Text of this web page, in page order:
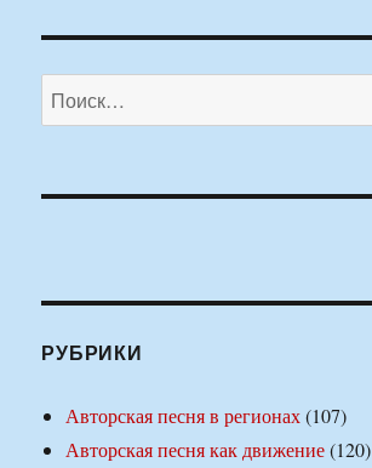
Искать:
РУБРИКИ
Авторская песня в регионах(107)
Авторская песня как движение(120)